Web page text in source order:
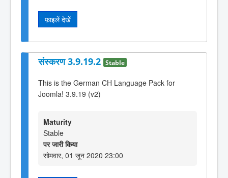
फ़ाइलें देखें
संस्करण 3.9.19.2 Stable
This is the German CH Language Pack for
Joomla! 3.9.19 (v2)
Maturity
Stable
पर जारी किया
सोमवार, 01 जून 2020 23:00